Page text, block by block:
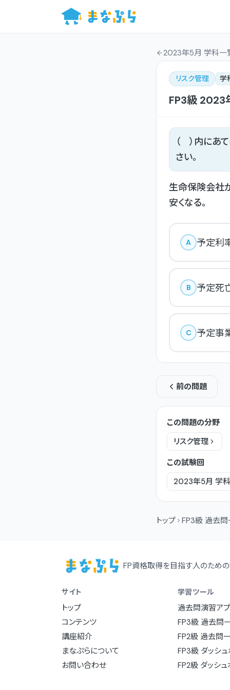
2023年5月 学科一
リスク管理 学
FP3級 2023
（ ）内にあ
さい。
生命保険会社
安くなる。
A 予定利
B 予定死
C 予定事
前の問題
この問題の分野
リスク管理
この試験回
2023年5月 学科
トップ FP3級 過去問
FP資格取得を目指す人のための
サイト
トップ
コンテンツ
講座紹介
まなぷらについて
お問い合わせ
学習ツール
過去問演習ア
FP3級 過去問
FP2級 過去問
FP3級 ダッシュ
FP2級 ダッシュ